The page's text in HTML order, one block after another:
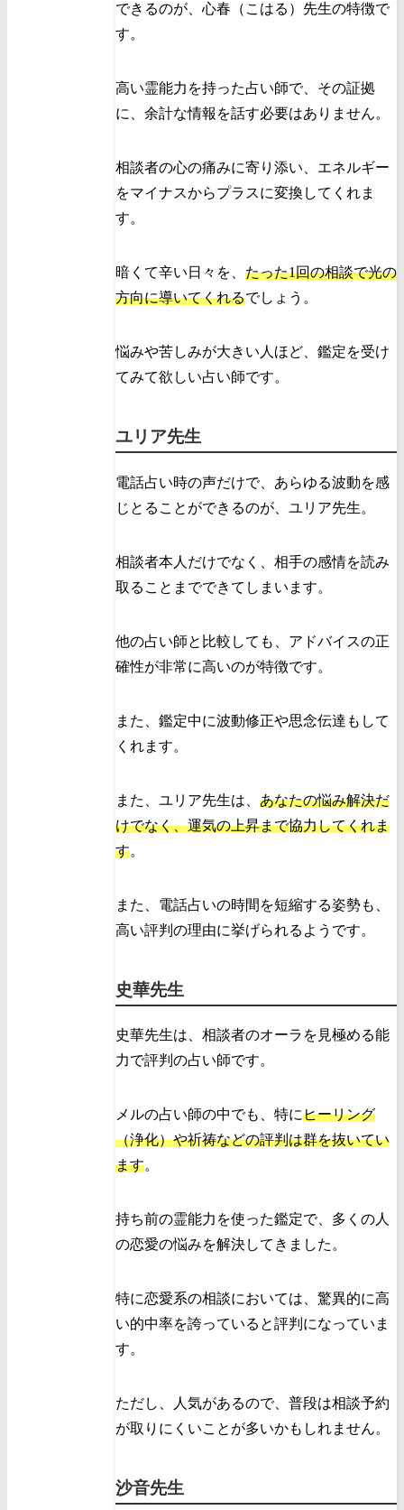
できるのが、心春（こはる）先生の特徴で
す。
高い霊能力を持った占い師で、その証拠
に、余計な情報を話す必要はありません。
相談者の心の痛みに寄り添い、エネルギー
をマイナスからプラスに変換してくれま
す。
暗くて辛い日々を、 たった1回の相談で光の
方向に導いてくれるでしょう。
悩みや苦しみが大きい人ほど、鑑定を受け
てみて欲しい占い師です。
ユリア先生
電話占い時の声だけで、あらゆる波動を感
じとることができるのが、ユリア先生。
相談者本人だけでなく、相手の感情を読み
取ることまでできてしまいます。
他の占い師と比較しても、アドバイスの正
確性が非常に高いのが特徴です。
また、鑑定中に波動修正や思念伝達もして
くれます。
また、ユリア先生は、 あなたの悩み解決だ
けでなく、運気の上昇まで協力してくれま
す。
また、電話占いの時間を短縮する姿勢も、
高い評判の理由に挙げられるようです。
史華先生
史華先生は、相談者のオーラを見極める能
力で評判の占い師です。
メルの占い師の中でも、特にヒーリング
（浄化）や祈祷などの評判は群を抜いてい
ます。
持ち前の霊能力を使った鑑定で、多くの人
の恋愛の悩みを解決してきました。
特に恋愛系の相談においては、驚異的に高
い的中率を誇っていると評判になっていま
す。
ただし、人気があるので、普段は相談予約
が取りにくいことが多いかもしれません。
沙音先生